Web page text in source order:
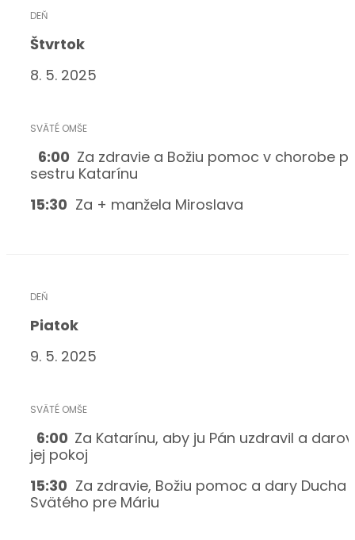
Štvrtok
8. 5. 2025
6:00 Za zdravie a Božiu pomoc v chorobe
sestru Katarínu
15:30 Za + manžela Miroslava
Piatok
9. 5. 2025
6:00 Za Katarínu, aby ju Pán uzdravil a
jej pokoj
15:30 Za zdravie, Božiu pomoc a dary Ducha
Svätého pre Máriu